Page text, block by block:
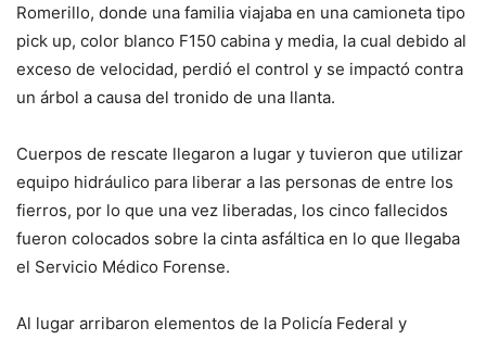
Romerillo, donde una familia viajaba en una camioneta tipo
pick up, color blanco F150 cabina y media, la cual debido al
exceso de velocidad, perdió el control y se impactó contra
un árbol a causa del tronido de una llanta.
Cuerpos de rescate llegaron a lugar y tuvieron que utilizar
equipo hidráulico para liberar a las personas de entre los
fierros, por lo que una vez liberadas, los cinco fallecidos
fueron colocados sobre la cinta asfáltica en lo que llegaba
el Servicio Médico Forense.
Al lugar arribaron elementos de la Policía Federal y